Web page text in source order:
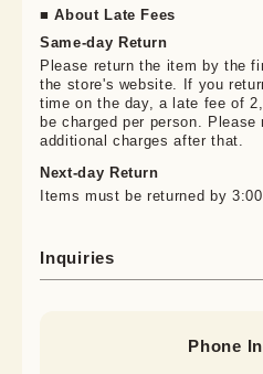
■ About Late Fees
Same-day Return
Please return the item by the
the store's website. If you
time on the day, a late fee of
be charged per person.
additional charges after that.
Next-day Return
Items must be returned by
Inquiries
Phone